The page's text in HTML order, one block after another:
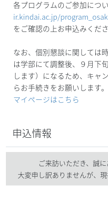
各プログラムのご参加につ
ir.kindai.ac.jp/
をご確認の上お申込みくださ
なお、個別懇談に関しては
は学部にて調整後、９月下
します）になるため、キャ
らお手続きをお願いします。
マイページはこちら
申込情報
ご来訪いただき、誠
大変申し訳ありませんが、